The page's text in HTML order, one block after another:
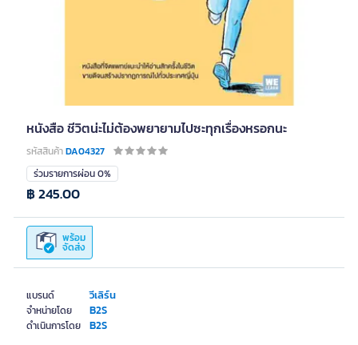
หนังสือ ชีวิตน่ะไม่ต้องพยายามไปซะทุกเรื่องหรอกนะ
รหัสสินค้าDA04327
แบรนด์ วีเลิร์น
จำหน่ายโดย B2S
ดำเนินการโดย B2S
ร่วมรายการผ่อน 0%
พร้อม
จัดส่ง
฿ 245.00